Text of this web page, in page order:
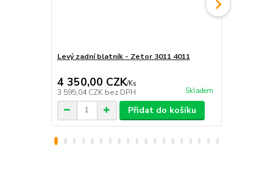
Levý zadní blatník - Zetor 3011 4011
4 350,00 CZK/Ks
3 595,04 CZK bez DPH Skladem
Přidat do košíku